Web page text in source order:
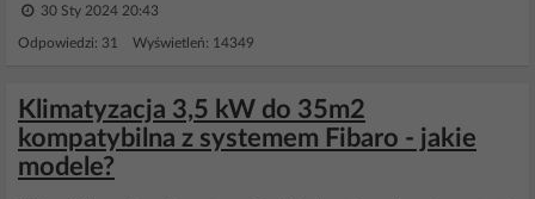
30 Sty 2024 20:43
Odpowiedzi: 31 Wyświetleń: 14349
Klimatyzacja 3,5 kW do 35m2
kompatybilna z systemem Fibaro - jakie
modele?